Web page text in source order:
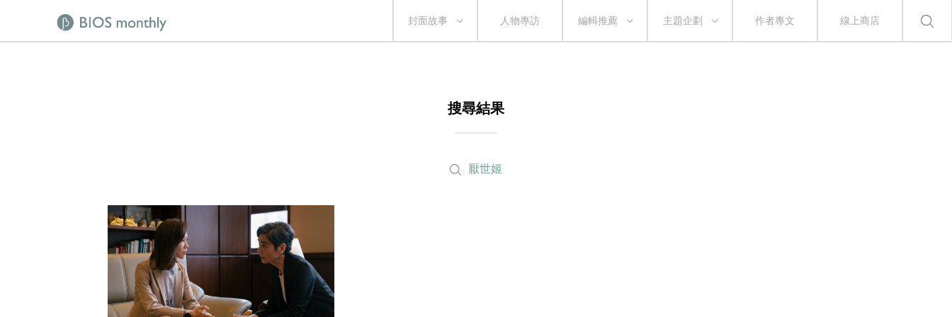
封面故事 人物專訪 編輯推薦 主題企劃 作者專文 線上商店
搜尋結果
厭世姬